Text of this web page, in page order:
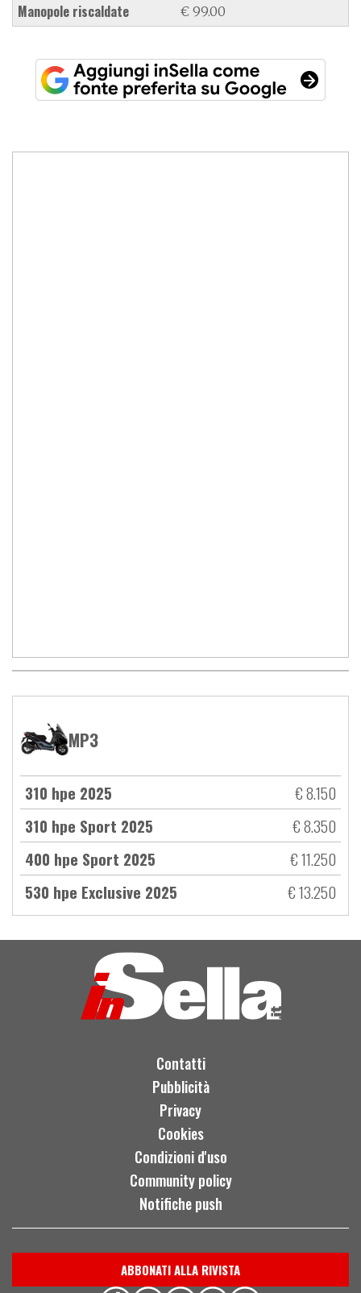
manopole riscaldate € 99.00
MP3
310 hpe 2025
€ 8.150
310 hpe Sport 2025
€ 8.350
400 hpe Sport 2025
€ 11.250
530 hpe Exclusive 2025
€ 13.250
Contatti
Pubblicità
Privacy
Cookies
Condizioni d'uso
Community policy
Notifiche push
ABBONATI ALLA RIVISTA